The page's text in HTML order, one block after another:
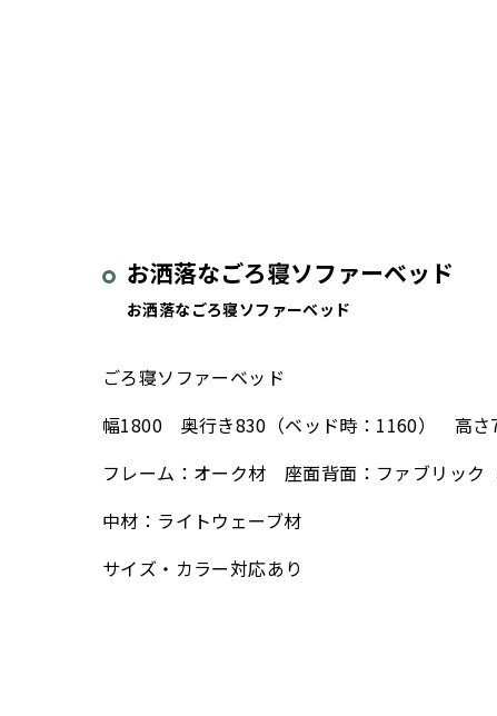
お洒落なごろ寝ソファーベッド
お洒落なごろ寝ソファーベッド
ごろ寝ソファーベッド
幅1800 奥行き830（ベッド時：1160） 高さ
フレーム：オーク材 座面背面：ファブリック
中材：ライトウェーブ材
サイズ・カラー対応あり